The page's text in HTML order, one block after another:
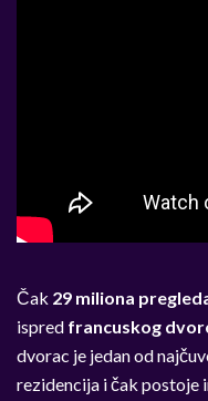
Čak 29 miliona
ispred francuskog
dvorac je jedan od
rezidencija i čak postoje